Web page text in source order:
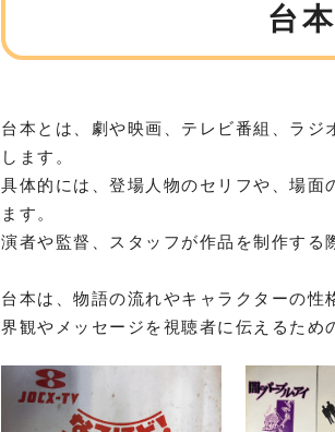
台
台本とは、劇や映画、テレビ番組、ラ
します。
具体的には、登場人物のセリフや、場面
ます。
演者や監督、スタッフが作品を制作する
台本は、物語の流れやキャラクターの
界観やメッセージを視聴者に伝えるため